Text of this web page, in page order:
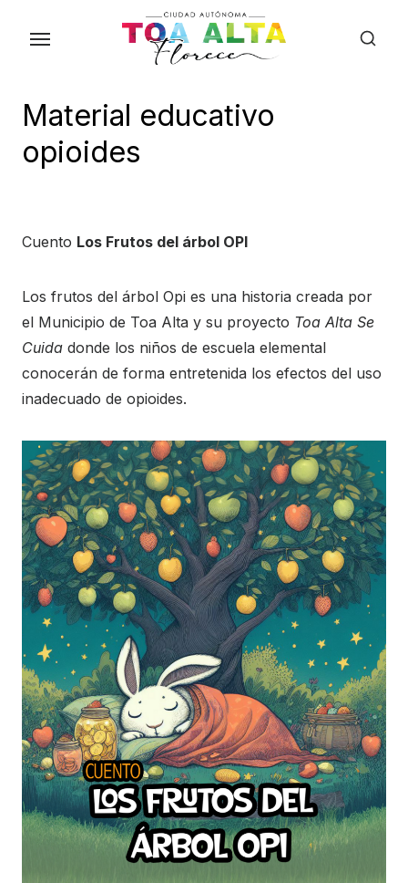
Material educativo
opioides
Cuento Los Frutos del árbol OPI
Los frutos del árbol Opi es una historia creada por
el Municipio de Toa Alta y su proyecto Toa Alta Se
Cuida donde los niños de escuela elemental
conocerán de forma entretenida los efectos del uso
inadecuado de opioides.